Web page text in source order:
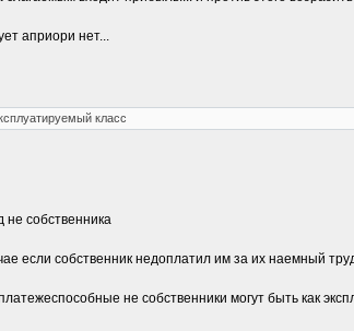
априори нет...
класс
не собственника
если собственник недоплатил им за их наемный
не собственники могут быть как